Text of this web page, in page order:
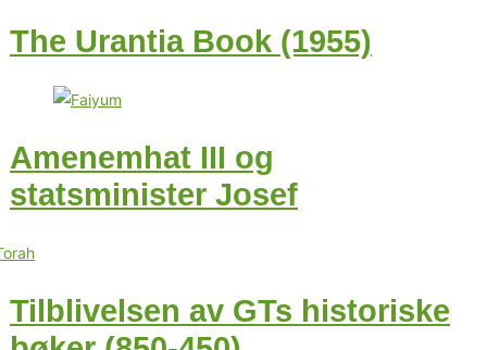
The Urantia Book (1955)
Amenemhat III og
statsminister Josef
Tilblivelsen av GTs historiske